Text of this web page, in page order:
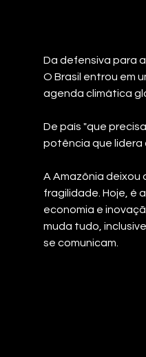
Da defensiva para
O Brasil entrou em
agenda climática
De país "que
potência que lidera
A Amazônia
fragilidade. Hoje, é
economia e
muda tudo,
se comunicam.